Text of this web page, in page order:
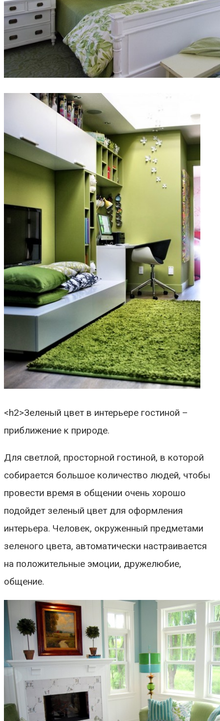
<h2>Зеленый цвет в интерьере гостиной –
приближение к природе.
Для светлой, просторной гостиной, в которой
собирается большое количество людей, чтобы
провести время в общении очень хорошо
подойдет зеленый цвет для оформления
интерьера. Человек, окруженный предметами
зеленого цвета, автоматически настраивается
на положительные эмоции, дружелюбие,
общение.